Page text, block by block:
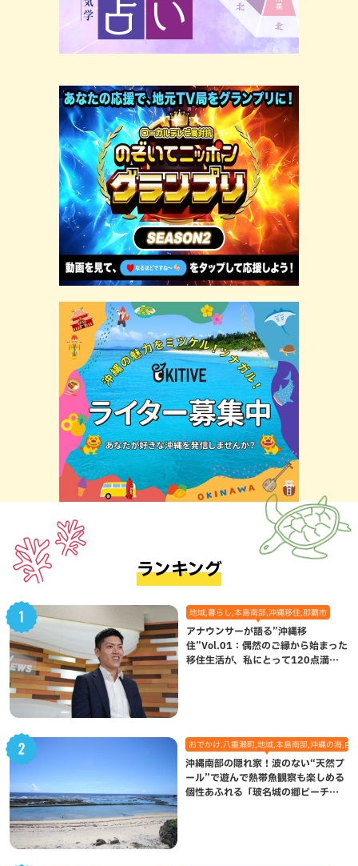
ランキング
地域,暮らし,本島南部,沖縄移住,那覇市
アナウンサーが語る”沖縄移
住”Vol.01：偶然のご縁から始まった
移住生活が、私にとって120点満点
おでかけ,八重瀬町,地域,本島南部,沖縄の海,自
沖縄南部の隠れ家！波のない“天然プ
ール”で遊んで熱帯魚観察も楽しめる
個性あふれる「玻名城の郷ビーチ」